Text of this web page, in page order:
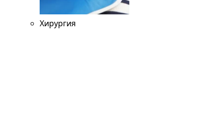
Хирургия